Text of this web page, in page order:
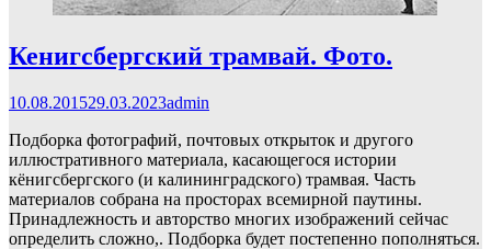
Кенигсбергский трамвай. Фото.
10.08.201529.03.2023admin
Подборка фотографий, почтовых открыток и другого
иллюстративного материала, касающегося истории
кёнигсбергского (и калининградского) трамвая. Часть
материалов собрана на просторах всемирной паутины.
Принадлежность и авторство многих изображений сейчас
определить сложно,. Подборка будет постепенно пополняться.